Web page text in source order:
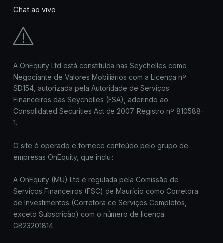
Chat ao vivo
A OnEquity Ltd está constituída nas Seychelles como
Negociante de Valores Mobiliários com a Licença nº
SD154, autorizada pela Autoridade de Serviços
Financeiros das Seychelles (FSA), aderindo ao
Consolidated Securities Act de 2007. Registro nº 810588-
1.
O site é operado e fornece conteúdo pelo grupo de
empresas OnEquity, que inclui:
A OnEquity (MU) Ltd é regulada pela Comissão de
Serviços Financeiros (FSC) de Maurício como Corretora
de Investimentos (Corretora de Serviços Completos,
exceto Subscrição) com o número de licença
GB23201814.